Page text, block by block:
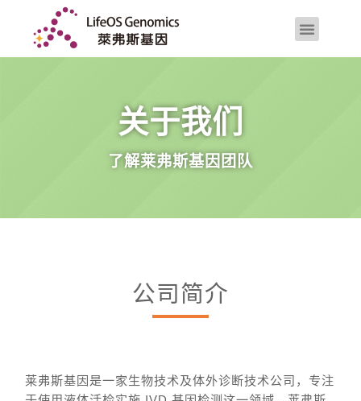
关于我们
了解莱弗斯基因团队
公司简介
莱弗斯基因是一家生物技术及体外诊断技术公司，专注